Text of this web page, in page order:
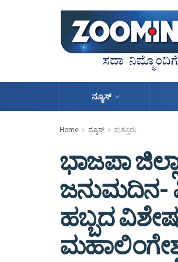
ನ್ಯೂಸ್
Home ನ್ಯೂಸ್ ಪುತ್ತೂರು
ಭಾಜಪಾ
ಜನುಮದಿನ-
ಹಬ್ಬದ ವಿಶೇಷ